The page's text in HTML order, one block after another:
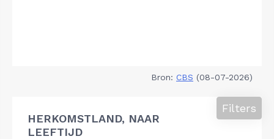
Bron: CBS (08-07-2026)
HERKOMSTLAND, NAAR
LEEFTIJD
Filters